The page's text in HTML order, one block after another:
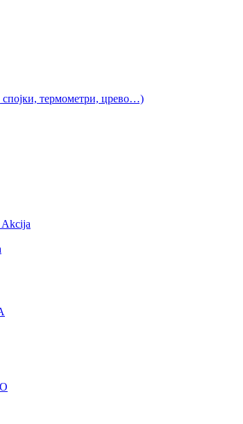
термометри, црево…)